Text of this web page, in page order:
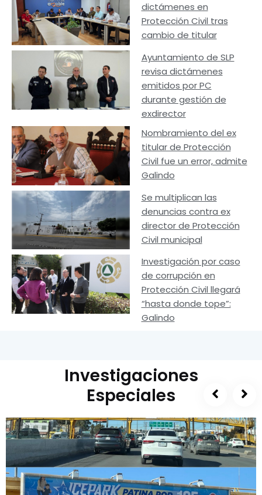
dictámenes en
Protección Civil tras
cambio de titular
Ayuntamiento de SLP
revisa dictámenes
emitidos por PC
durante gestión de
exdirector
Nombramiento del ex
titular de Protección
Civil fue un error, admite
Galindo
Se multiplican las
denuncias contra ex
director de Protección
Civil municipal
Investigación por caso
de corrupción en
Protección Civil llegará
“hasta donde tope”:
Galindo
Investigaciones
Especiales